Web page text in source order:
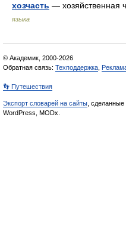
хозчасть — хозяйственная
языка
© Академик, 2000-2026
Обратная связь: Техподдержка
👣 Путешествия
Экспорт словарей на сайты , сделанные
WordPress, MODx.